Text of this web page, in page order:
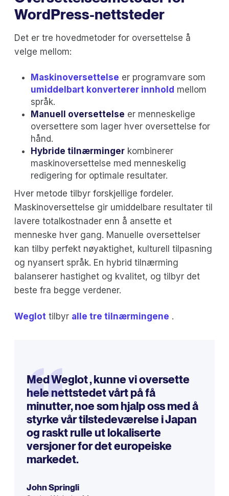
WordPress-nettsteder
Det er tre hovedmetoder for oversettelse å
velge mellom:
Maskinoversettelse er programvare som
umiddelbart konverterer innhold mellom
språk.
Manuell oversettelse er menneskelige
oversettere som lager hver oversettelse for
hånd.
Hybride tilnærminger kombinerer
maskinoversettelse med menneskelig
redigering for optimale resultater.
Hver metode tilbyr forskjellige fordeler.
Maskinoversettelse gir umiddelbare resultater til
lavere totalkostnader enn å ansette et
menneske hver gang. Manuelle oversettelser
kan tilby perfekt nøyaktighet, kulturell tilpasning
og nyansert språk. En hybrid tilnærming
balanserer hastighet og kvalitet, og tilbyr det
beste fra begge verdener.
Weglot tilbyr alle tre tilnærmingene .
Med Weglot , kunne vi oversette
hele nettstedet vårt på få
minutter, noe som hjalp oss med å
styrke vår tilstedeværelse i Japan
og raskt rulle ut lokaliserte
versjoner for det europeiske
markedet.
John Springli
“